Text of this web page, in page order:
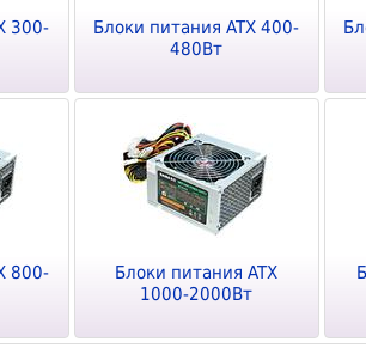
300-
Блоки питания ATX 400-
480Вт
800-
Блоки питания ATX
1000-2000Вт